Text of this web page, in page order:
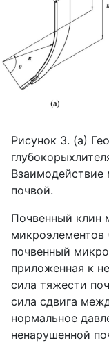
Рисунок 3. (a)
Взаимодействие
почвой.
Почвенный клин
микроэлементов
почвенный
приложенная к
сила тяжести
сила сдвига
нормальное
ненарушенной